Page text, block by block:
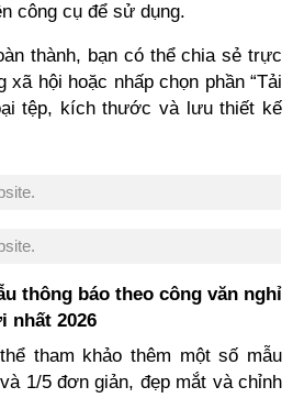
công cụ để sử dụng.
thành, bạn có thể chia sẻ trực
xã hội hoặc nhấp chọn phần “Tải
tệp, kích thước và lưu thiết kế
thông báo theo công văn nghỉ
nhất 2026
tham khảo thêm một số mẫu
1/5 đơn giản, đẹp mắt và chỉnh